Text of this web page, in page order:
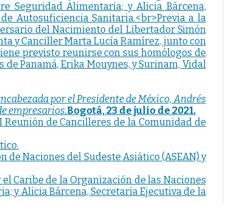
por el Presidente de México, Andrés
empresarios.Bogotá, 23 de julio de 2021.
de Cancilleres de la Comunidad de
Naciones del Sudeste Asiático (ASEAN) y
Caribe de la Organización de las Naciones
y Alicia Bárcena, Secretaria Ejecutiva de la